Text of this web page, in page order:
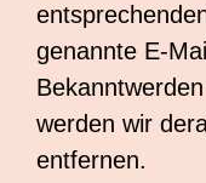
genannte E-
werden wir
entfernen.